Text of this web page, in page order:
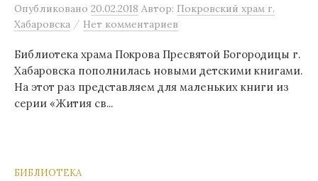
Опубликовано 20.02.2018 Автор: Покровский храм г.
Хабаровска / Нет комментариев
Библиотека храма Покрова Пресвятой Богородицы г.
Хабаровска пополнилась новыми детскими книгами.
На этот раз представляем для маленьких книги из
серии «Жития св...
БИБЛИОТЕКА